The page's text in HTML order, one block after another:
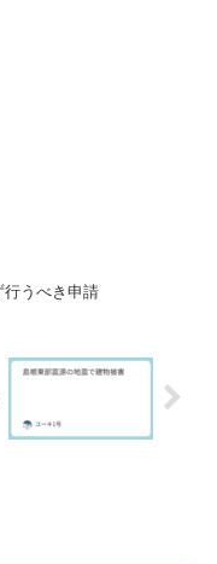
行うべき申請